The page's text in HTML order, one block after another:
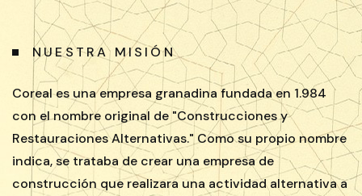
NUESTRA MISIÓN
Coreal es una empresa granadina fundada en 1.984
con el nombre original de "Construcciones y
Restauraciones Alternativas." Como su propio nombre
indica, se trataba de crear una empresa de
construcción que realizara una actividad alternativa a